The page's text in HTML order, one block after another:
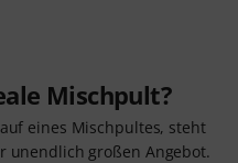
Mischpult?
eines Mischpultes, steht
unendlich großen Angebot.